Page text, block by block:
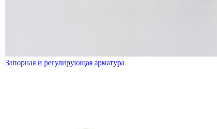
Запорная и регулирующая арматура